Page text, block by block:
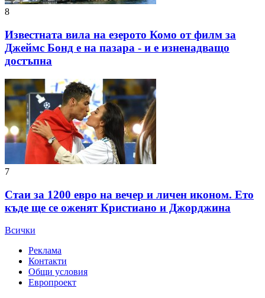
8
Известната вила на езерото Комо от филм за
Джеймс Бонд е на пазара - и е изненадващо
достъпна
7
Стаи за 1200 евро на вечер и личен иконом. Ето
къде ще се оженят Кристиано и Джорджина
Всички
Реклама
Контакти
Общи условия
Европроект